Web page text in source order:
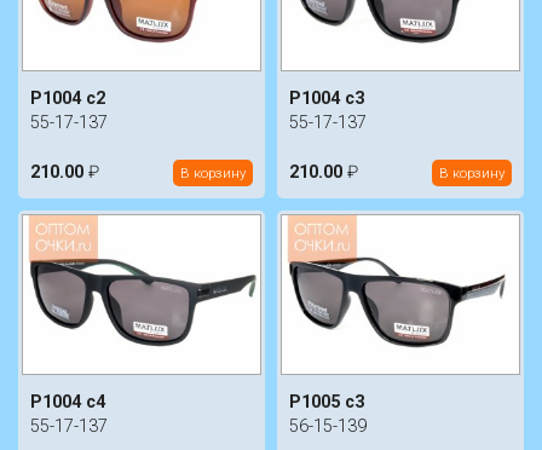
P1004 c2
55-17-137
210.00 ₽ В корзину
P1004 c3
55-17-137
210.00 ₽ В корзину
P1004 c4
55-17-137
P1005 c3
56-15-139